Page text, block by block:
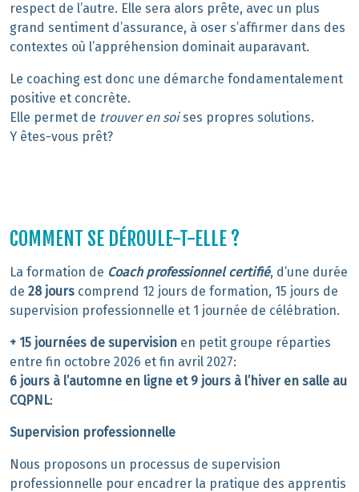
respect de l’autre. Elle sera alors prête, avec un plus
grand sentiment d’assurance, à oser s’affirmer dans des
contextes où l’appréhension dominait auparavant.
Le coaching est donc une démarche fondamentalement
positive et concrète.
Elle permet de trouver en soises propres solutions.
Y êtes-vous prêt?
COMMENT SE DÉROULE-T-ELLE ?
La formation de Coach professionnel certifié, d’une durée
de 28 jours comprend 12 jours de formation, 15 jours de
supervision professionnelle et 1 journée de célébration.
+ 15 journées de supervision en petit groupe réparties
entre fin octobre 2026 et fin avril 2027:
6 jours à l’automne en ligne et 9 jours à l’hiver en salle au
CQPNL:
Supervision professionnelle
Nous proposons un processus de supervision
professionnelle pour encadrer la pratique des apprentis